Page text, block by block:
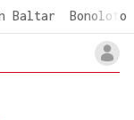
Baltar Bonoloto